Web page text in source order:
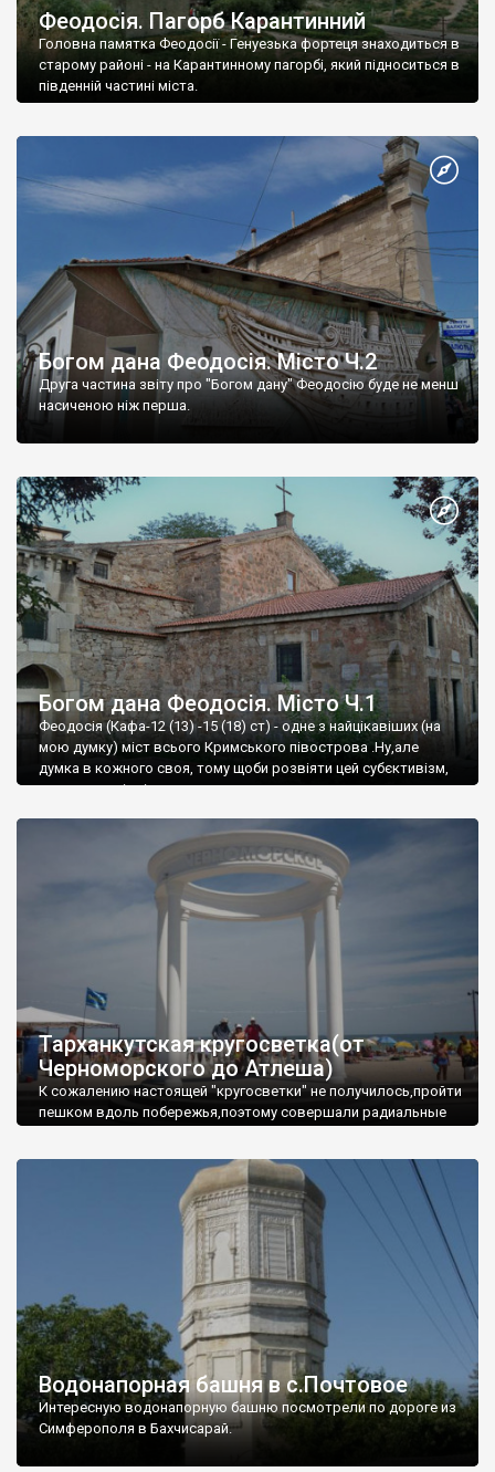
Феодосія. Пагорб Карантинний
Головна памятка Феодосії - Генуезька фортеця знаходиться в
старому районі - на Карантинному пагорбі, який підноситься в
південній частині міста.
Богом дана Феодосія. Місто Ч.2
Друга частина звіту про "Богом дану" Феодосію буде не менш
насиченою ніж перша.
Богом дана Феодосія. Місто Ч.1
Феодосія (Кафа-12 (13) -15 (18) ст) - одне з найцікавіших (на
мою думку) міст всього Кримського півострова .Ну,але
думка в кожного своя, тому щоби розвіяти цей субєктивізм,
запрошую відвідати це
Тарханкутская кругосветка(от
Черноморского до Атлеша)
К сожалению настоящей "кругосветки" не получилось,пройти
пешком вдоль побережья,поэтому совершали радиальные
Водонапорная башня в с.Почтовое
Интересную водонапорную башню посмотрели по дороге из
Симферополя в Бахчисарай.